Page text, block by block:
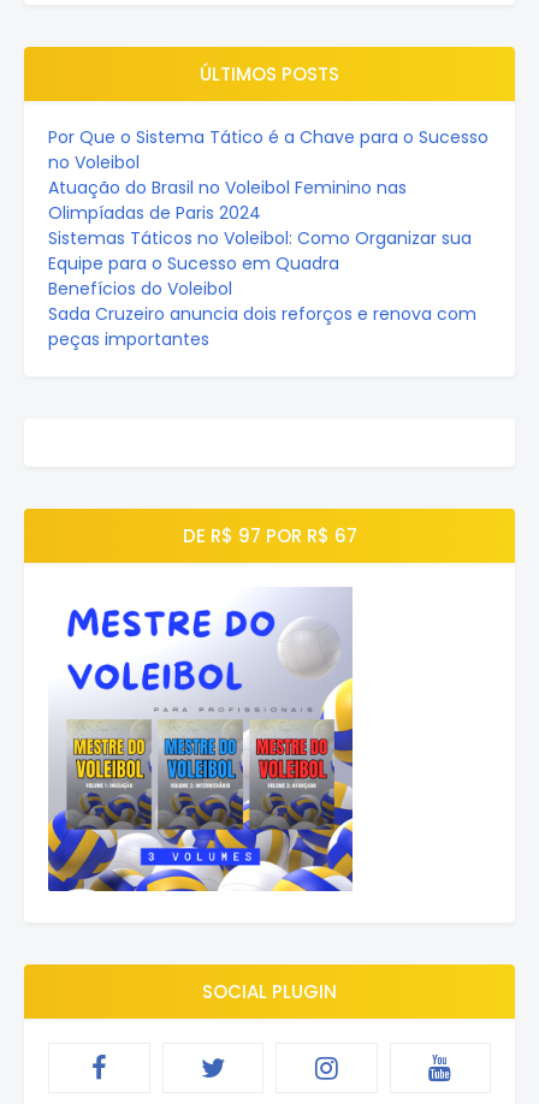
ÚLTIMOS POSTS
Por Que o Sistema Tático é a Chave para o Sucesso
no Voleibol
Atuação do Brasil no Voleibol Feminino nas
Olimpíadas de Paris 2024
Sistemas Táticos no Voleibol: Como Organizar sua
Equipe para o Sucesso em Quadra
Benefícios do Voleibol
Sada Cruzeiro anuncia dois reforços e renova com
peças importantes
DE R$ 97 POR R$ 67
SOCIAL PLUGIN